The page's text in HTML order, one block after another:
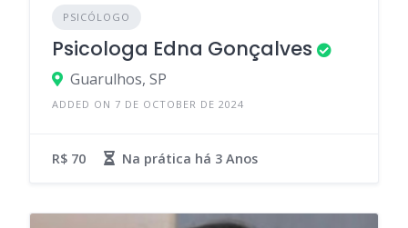
PSICÓLOGO
Psicologa Edna Gonçalves
Guarulhos, SP
ADDED ON 7 DE OCTOBER DE 2024
R$ 70 Na prática há 3 Anos